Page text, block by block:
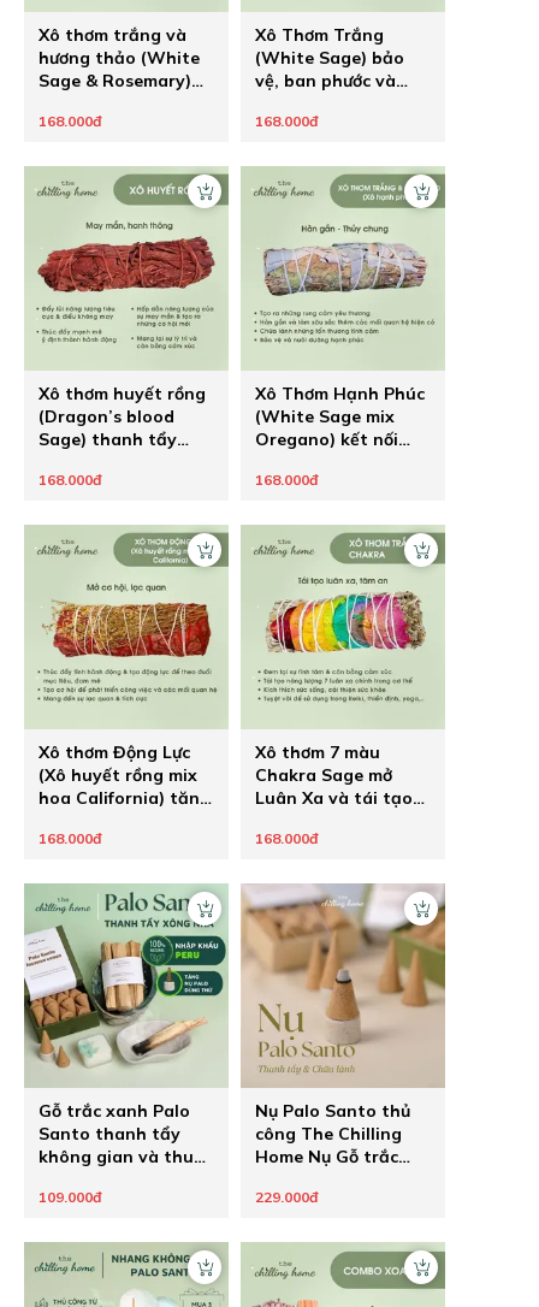
Xô thơm trắng và
hương thảo (White
Sage & Rosemary)
mới
168.000đ
Xô Thơm Trắng
(White Sage) bảo
vệ, ban phước và
168.000đ
Xô thơm huyết rồng
(Dragon’s blood
Sage) thanh tẩy
mắn
168.000đ
Xô Thơm Hạnh Phúc
(White Sage mix
Oregano) kết nối
mãnh liệt
168.000đ
Xô thơm Động Lực
(Xô huyết rồng mix
hoa California) tăng
đuổi đam mê
168.000đ
Xô thơm 7 màu
Chakra Sage mở
Luân Xa và tái tạo
168.000đ
Gỗ trắc xanh Palo
Santo thanh tẩy
không gian và thu
cực
109.000đ
Nụ Palo Santo thủ
công The Chilling
Home Nụ Gỗ trắc
Peru thanh lọc
229.000đ